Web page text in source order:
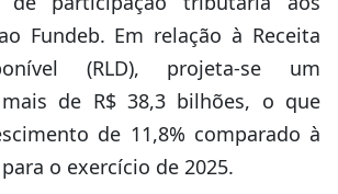
Fundeb. Em relação à Receita
(RLD), projeta-se um
de R$ 38,3 bilhões, o que
de 11,8% comparado à
o exercício de 2025.